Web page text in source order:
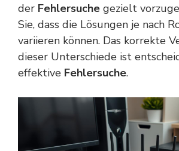
der Fehlersuche gezielt
Sie, dass die Lösungen je nach
variieren können. Das korrekte
dieser Unterschiede ist
effektive Fehlersuche.